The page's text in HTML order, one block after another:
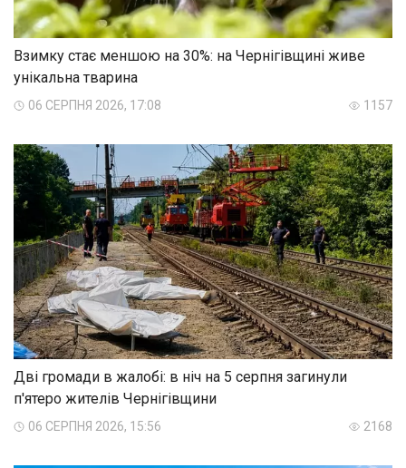
Взимку стає меншою на 30%: на Чернігівщині живе
унікальна тварина
06 СЕРПНЯ 2026, 17:08 1157
Дві громади в жалобі: в ніч на 5 серпня загинули
п'ятеро жителів Чернігівщини
06 СЕРПНЯ 2026, 15:56 2168